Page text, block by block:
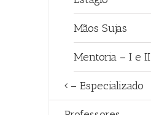
Mãos Sujas
Mentoria – I e II
– Especializado